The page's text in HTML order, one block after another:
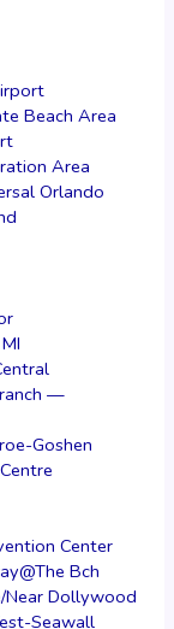
Beach Area
Area
Orlando
—
Goshen
Center
Bch
Near Dollywood
Seawall